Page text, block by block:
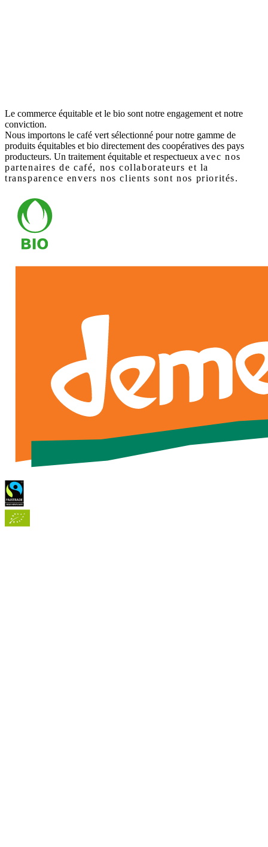
Le commerce équitable et le bio sont notre engagement et notre
conviction.
Nous importons le café vert sélectionné pour notre gamme de
produits équitables et bio directement des coopératives des pays
producteurs. Un traitement équitable et respectueux avec nos
partenaires de café, nos collaborateurs et la
transparence envers nos clients sont nos priorités.